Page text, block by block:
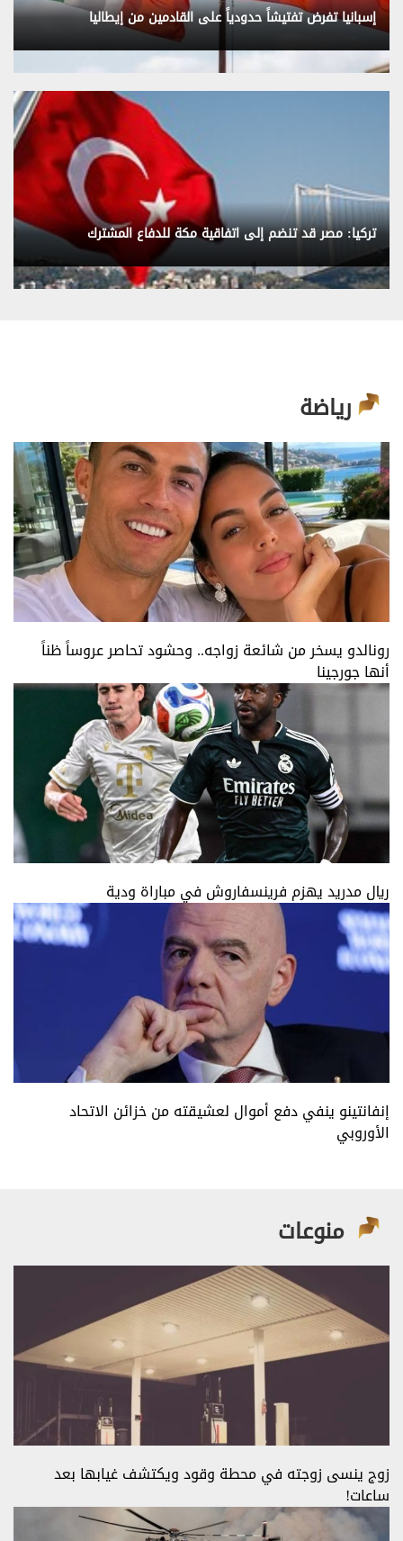
إسبانيا تفرض تفتيشاً حدودياً على القادمين من إيطاليا
تركيا: مصر قد تنضم إلى اتفاقية مكة للدفاع المشترك
رياضة
رونالدو يسخر من شائعة زواجه.. وحشود تحاصر عروساً ظناً
أنها جورجينا
ريال مدريد يهزم فرينسفاروش في مباراة ودية
إنفانتينو ينفي دفع أموال لعشيقته من خزائن الاتحاد
الأوروبي
منوعات
زوج ينسى زوجته في محطة وقود ويكتشف غيابها بعد
ساعات!